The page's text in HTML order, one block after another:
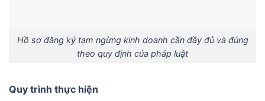
Hồ sơ đăng ký tạm ngừng kinh doanh cần đầy đủ và đúng
theo quy định của pháp luật
Quy trình thực hiện